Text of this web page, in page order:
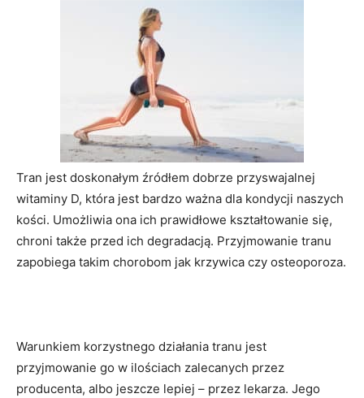
Tran jest doskonałym źródłem dobrze przyswajalnej
witaminy D, która jest bardzo ważna dla kondycji naszych
kości. Umożliwia ona ich prawidłowe kształtowanie się,
chroni także przed ich degradacją. Przyjmowanie tranu
zapobiega takim chorobom jak krzywica czy osteoporoza.
Warunkiem korzystnego działania tranu jest
przyjmowanie go w ilościach zalecanych przez
producenta, albo jeszcze lepiej – przez lekarza. Jego